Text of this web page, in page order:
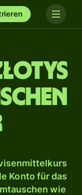
Konto für das
wie